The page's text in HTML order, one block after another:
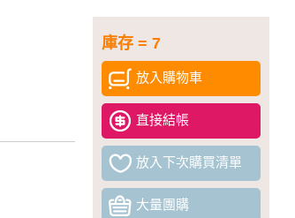
庫存 = 7
放入購物車
直接結帳
放入下次購買清單
大量團購